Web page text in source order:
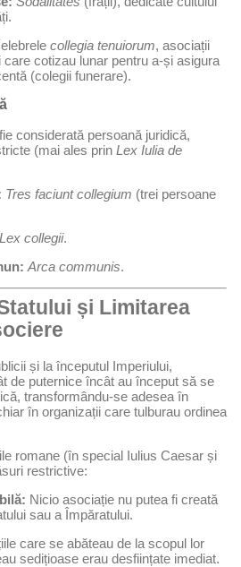
collegia tenuiorum, asociații
cotizau lunar pentru a-și asigura
(colegii funerare).
considerată persoană juridică,
(mai ales prin Lex Iulia de
Tres faciunt collegium (trei persoane
Lex collegii.
Arca communis.
și Limitarea
și la începutul Imperiului,
de puternice încât au început să se
transformându-se adesea în
în organizații care tulburau ordinea
romane (în special Iulius Caesar și
restrictive:
Nicio asociație nu putea fi creată
sau a Împăratului.
care se abăteau de la scopul lor
sedițioase erau desființate imediat.